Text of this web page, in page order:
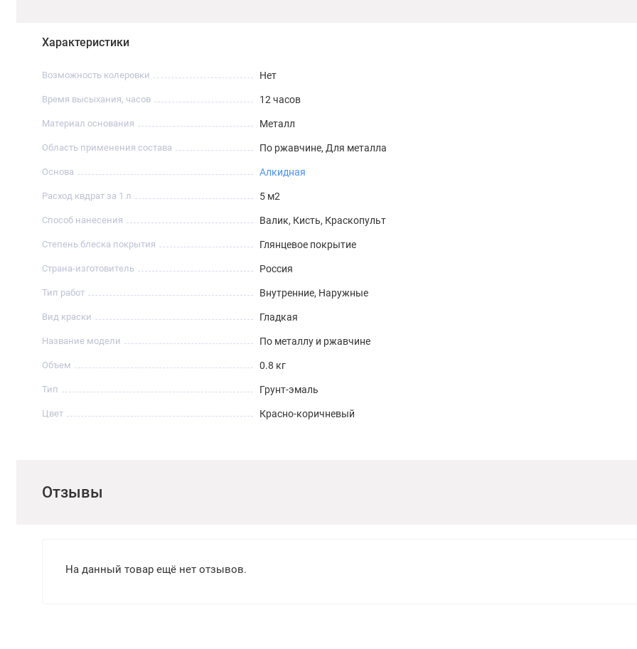
Характеристики
Возможность колеровки Нет
Время высыхания, часов 12 часов
Материал основания Металл
Область применения состава По ржавчине, Для металла
Основа Алкидная
Расход квдрат за 1 л 5 м2
Способ нанесения Валик, Кисть, Краскопульт
Степень блеска покрытия Глянцевое покрытие
Страна-изготовитель Россия
Тип работ Внутренние, Наружные
Вид краски Гладкая
Название модели По металлу и ржавчине
Объем 0.8 кг
Тип Грунт-эмаль
Цвет Красно-коричневый
Отзывы
На данный товар ещё нет отзывов.